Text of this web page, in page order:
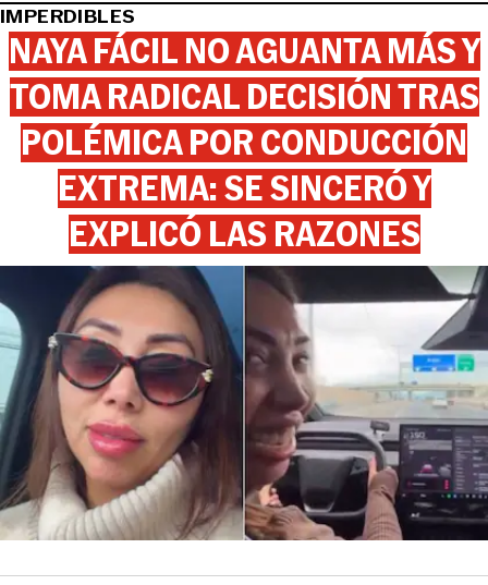
IMPERDIBLES
NAYA FÁCIL NO AGUANTA MÁS Y
TOMA RADICAL DECISIÓN TRAS
POLÉMICA POR CONDUCCIÓN
EXTREMA: SE SINCERÓ Y
EXPLICÓ LAS RAZONES